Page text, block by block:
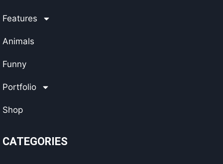
Features
Animals
Funny
Portfolio
Shop
CATEGORIES